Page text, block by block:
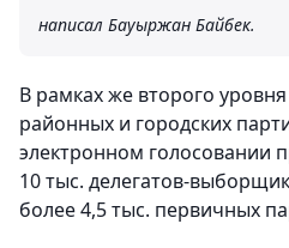
написал Бауыржан Байбек.
В рамках же второго
районных и городских
электронном голосовании
10 тыс. делегатов-
более 4,5 тыс. первичных